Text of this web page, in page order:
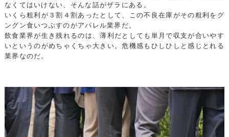
なくてはいけない、そんな話がザラにある。
いくら粗利が３割４割あったとして、この不良在庫がその粗利をグ
ングン食いつぶすのがアパレル業界だ。
飲食業界が生き残れるのは、薄利だとしても単月で収支が合いやす
いというのがめちゃくちゃ大きい。危機感もひしひしと感じとれる
業界なのだ。